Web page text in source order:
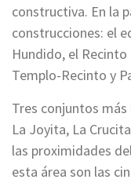
constructiva. En la
construcciones: el
Hundido, el
Templo-Recinto y
Tres conjuntos
La Joyita, La
las proximidades
esta área son las